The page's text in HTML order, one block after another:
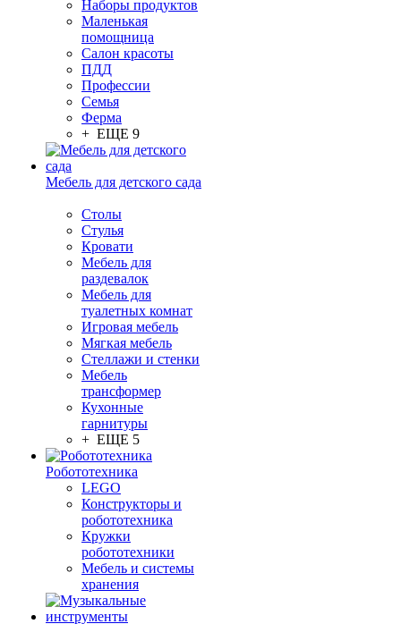
Наборы продуктов
Маленькая
помощница
Салон красоты
ПДД
Профессии
Семья
Ферма
+ ЕЩЕ 9
Мебель для детского сада
Столы
Cтулья
Кровати
Мебель для
раздевалок
Мебель для
туалетных комнат
Игровая мебель
Мягкая мебель
Стеллажи и стенки
Мебель
трансформер
Кухонные
гарнитуры
+ ЕЩЕ 5
Робототехника
LEGO
Конструкторы и
робототехника
Кружки
робототехники
Мебель и системы
хранения